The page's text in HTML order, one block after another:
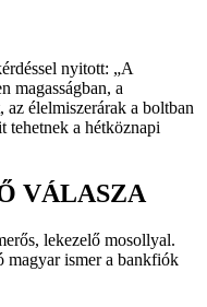
nyitott: „A
magasságban, a
élelmiszerárak a boltban
a hétköznapi
VÁLASZA
lekezelő mosollyal.
magyar ismer a bankfiók